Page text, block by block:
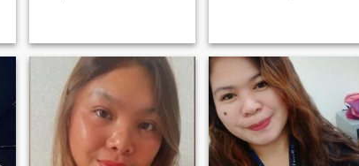
them and move on. I have a
strong character, I always
know wh
vissuto molte cose nella vita,
quindi so cosa è giusto e
cosa è sbagliato. Sono una
persona a cui piace
divertirsi. Anche se alcuni
potrebbero vedermi come
una ragazzina, sono
davvero una donna
adorabile. Adoro giocare su